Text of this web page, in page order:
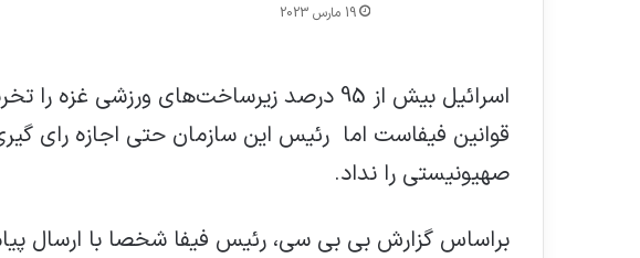
19 مارس 2023
اسرائیل بیش از 95 درصد زیرساخت‌های ورزشی
قوانین فیفاست اما رئیس این سازمان حتی اجازه رای
صهیونیستی را نداد.
براساس گزارش بی بی سی، رئیس فیفا شخصا با ارسال